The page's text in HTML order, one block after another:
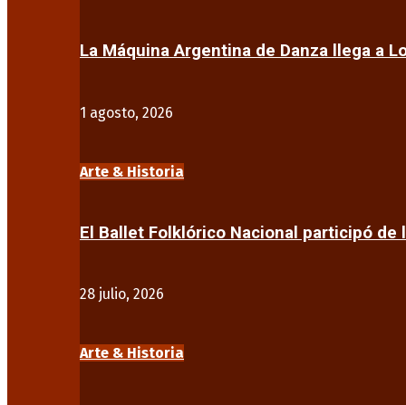
La Máquina Argentina de Danza llega a
1 agosto, 2026
Arte & Historia
El Ballet Folklórico Nacional participó de
28 julio, 2026
Arte & Historia